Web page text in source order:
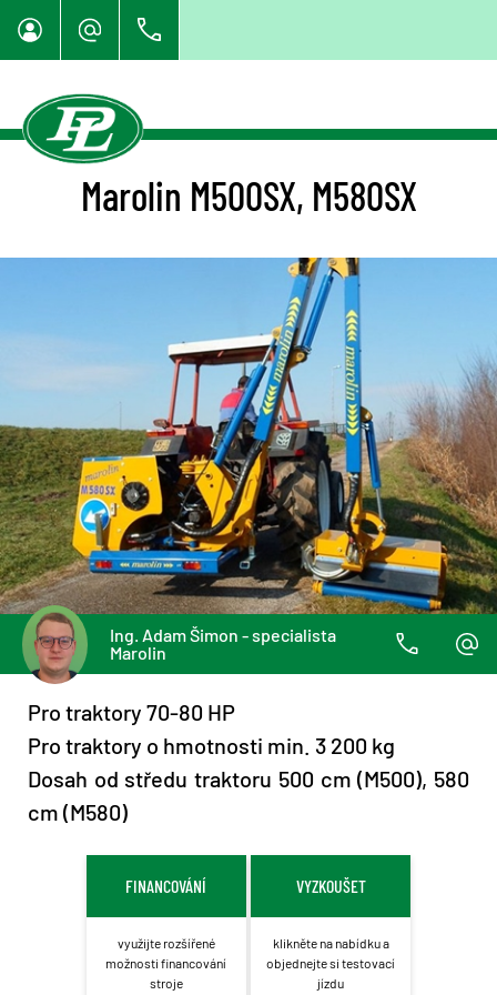
Marolin M500SX, M580SX
Ing. Adam Šimon - specialista
Marolin
Pro traktory 70-80 HP
Pro traktory o hmotnosti min. 3 200 kg
Dosah od středu traktoru 500 cm (M500), 580
cm (M580)
FINANCOVÁNÍ
využijte rozšířené
možnosti financování
stroje
VYZKOUŠET
klikněte na nabídku a
objednejte si testovací
jízdu